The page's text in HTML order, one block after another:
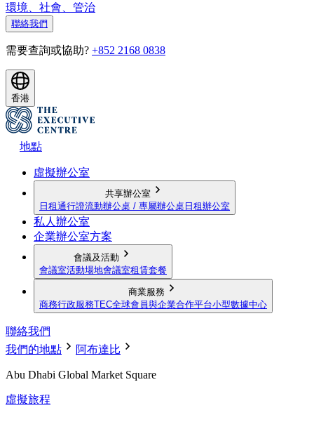
環境、社會、管治
聯絡我們
需要查詢或協助? +852 2168 0838
香港
地點
虛擬辦公室
共享辦公室
日租通行證流動辦公桌 / 專屬辦公桌 日租辦公室
私人辦公室
企業辦公室方案
會議及活動
會議室活動場地會議室租賃套餐
商業服務
商務行政服務TEC全球會員與企業合作平台小型數據中心
聯絡我們
我們的地點
阿布達比
Abu Dhabi Global Market Square
虛擬旅程